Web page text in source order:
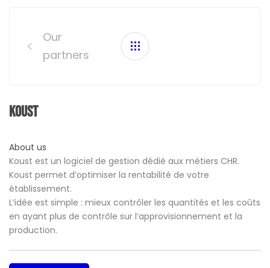
navigation
Our
partners
Koust
About us
Koust est un logiciel de gestion dédié aux métiers CHR.
Koust permet d’optimiser la rentabilité de votre
établissement.
L’idée est simple : mieux contrôler les quantités et les coûts
en ayant plus de contrôle sur l’approvisionnement et la
production.